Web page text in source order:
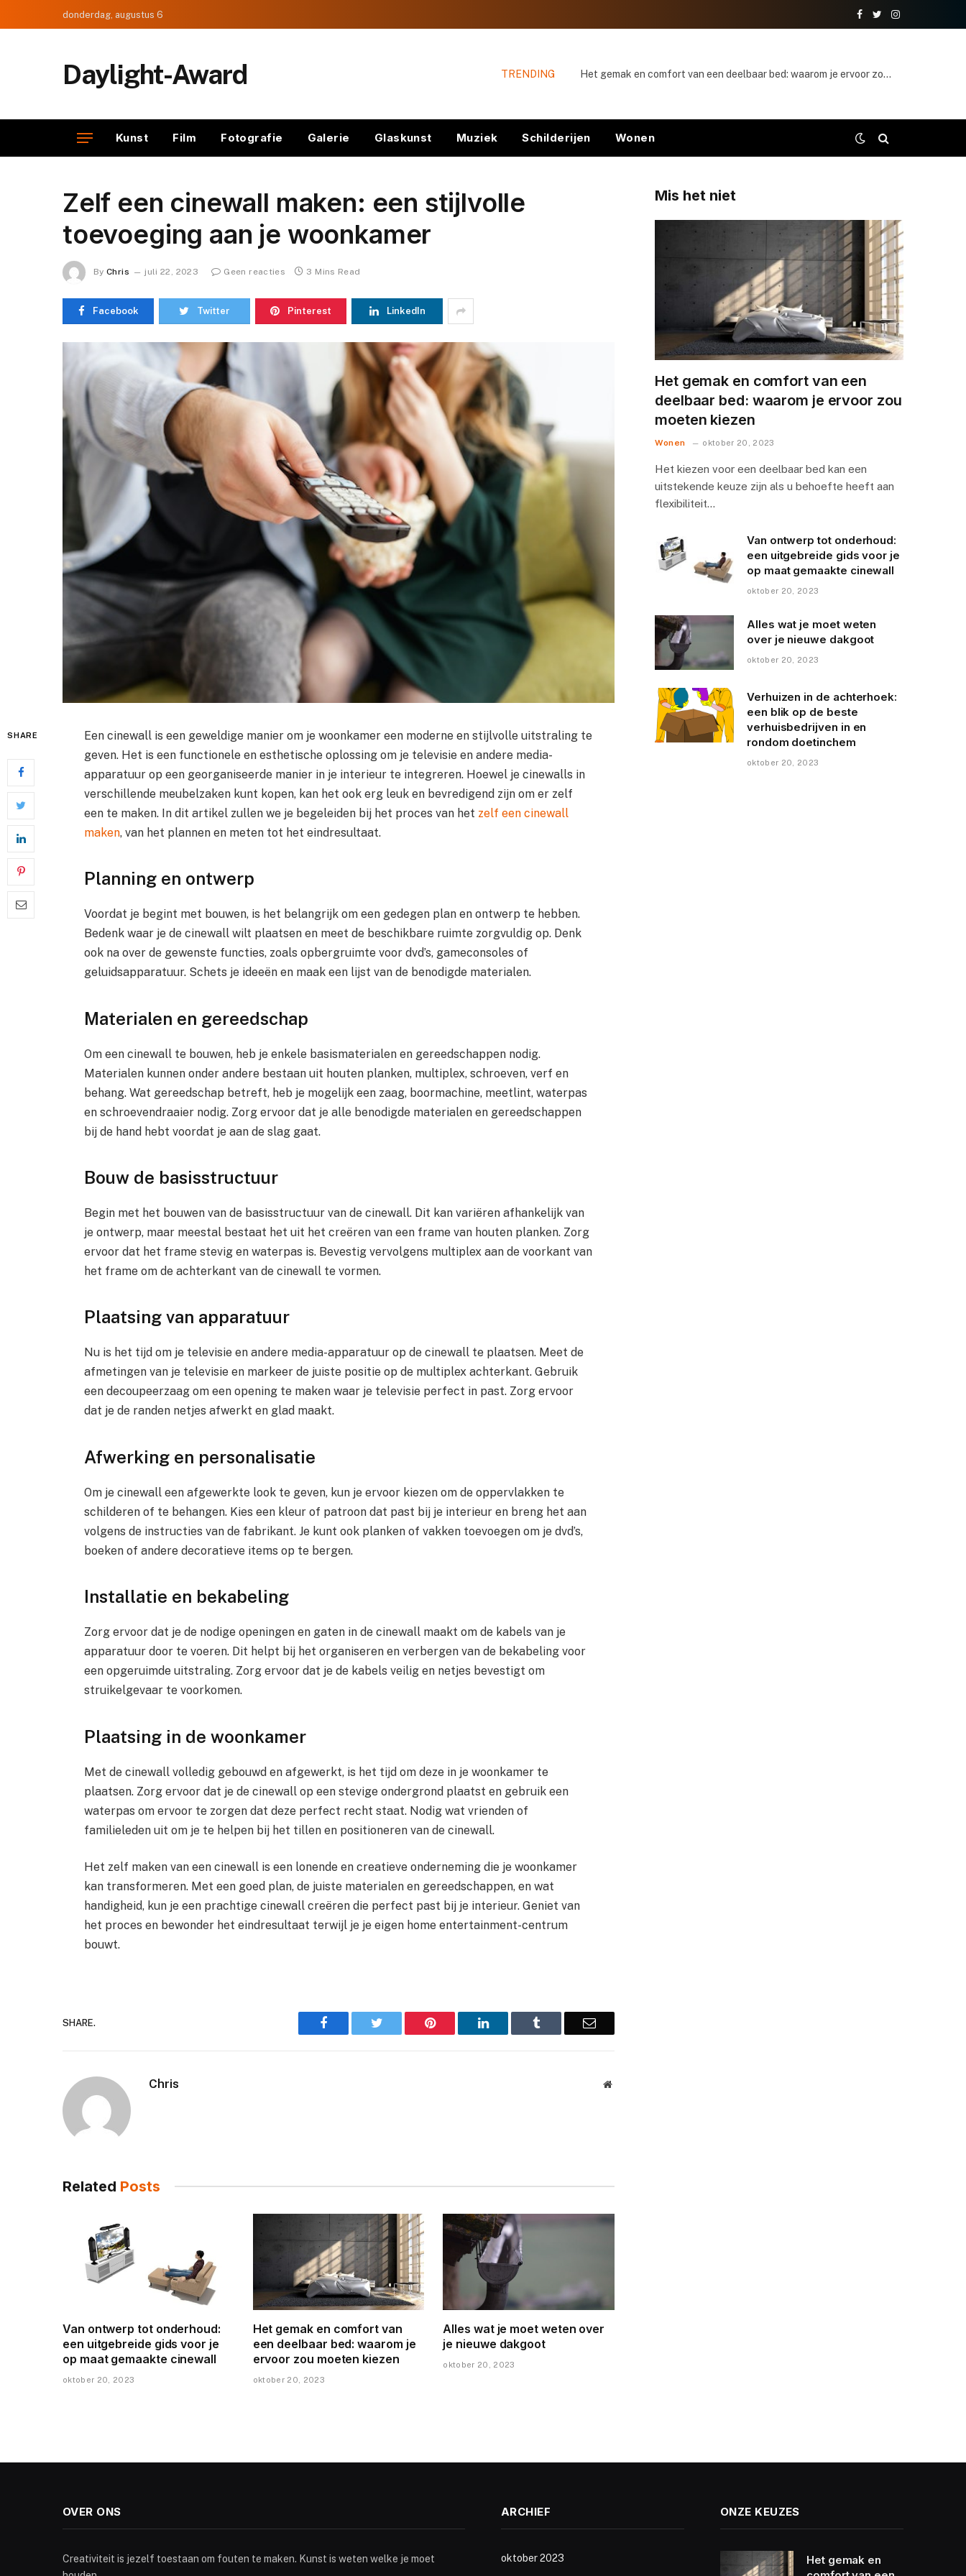
donderdag, augustus 6
Facebook
TwitterInstagram
Daylight-Award TRENDING Het gemak en comfort van een deelbaar bed: waarom je ervoor zou moeten kiezen
Kunst Film Fotografie Galerie Glaskunst Muziek Schilderijen Wonen
Zelf een cinewall maken: een stijlvolle
toevoeging aan je woonkamer
By Chris juli 22, 2023 Geen reacties 3 Mins Read
Facebook Twitter Pinterest LinkedIn
SHARE
Een cinewall is een geweldige manier om je woonkamer een moderne en stijlvolle uitstraling te
geven. Het is een functionele en esthetische oplossing om je televisie en andere media-
apparatuur op een georganiseerde manier in je interieur te integreren. Hoewel je cinewalls in
verschillende meubelzaken kunt kopen, kan het ook erg leuk en bevredigend zijn om er zelf
een te maken. In dit artikel zullen we je begeleiden bij het proces van het zelf een cinewall
maken, van het plannen en meten tot het eindresultaat.
Planning en ontwerp
Voordat je begint met bouwen, is het belangrijk om een gedegen plan en ontwerp te hebben.
Bedenk waar je de cinewall wilt plaatsen en meet de beschikbare ruimte zorgvuldig op. Denk
ook na over de gewenste functies, zoals opbergruimte voor dvd’s, gameconsoles of
geluidsapparatuur. Schets je ideeën en maak een lijst van de benodigde materialen.
Materialen en gereedschap
Om een cinewall te bouwen, heb je enkele basismaterialen en gereedschappen nodig.
Materialen kunnen onder andere bestaan uit houten planken, multiplex, schroeven, verf en
behang. Wat gereedschap betreft, heb je mogelijk een zaag, boormachine, meetlint, waterpas
en schroevendraaier nodig. Zorg ervoor dat je alle benodigde materialen en gereedschappen
bij de hand hebt voordat je aan de slag gaat.
Bouw de basisstructuur
Begin met het bouwen van de basisstructuur van de cinewall. Dit kan variëren afhankelijk van
je ontwerp, maar meestal bestaat het uit het creëren van een frame van houten planken. Zorg
ervoor dat het frame stevig en waterpas is. Bevestig vervolgens multiplex aan de voorkant van
het frame om de achterkant van de cinewall te vormen.
Plaatsing van apparatuur
Nu is het tijd om je televisie en andere media-apparatuur op de cinewall te plaatsen. Meet de
afmetingen van je televisie en markeer de juiste positie op de multiplex achterkant. Gebruik
een decoupeerzaag om een opening te maken waar je televisie perfect in past. Zorg ervoor
dat je de randen netjes afwerkt en glad maakt.
Afwerking en personalisatie
Om je cinewall een afgewerkte look te geven, kun je ervoor kiezen om de oppervlakken te
schilderen of te behangen. Kies een kleur of patroon dat past bij je interieur en breng het aan
volgens de instructies van de fabrikant. Je kunt ook planken of vakken toevoegen om je dvd’s,
boeken of andere decoratieve items op te bergen.
Installatie en bekabeling
Zorg ervoor dat je de nodige openingen en gaten in de cinewall maakt om de kabels van je
apparatuur door te voeren. Dit helpt bij het organiseren en verbergen van de bekabeling voor
een opgeruimde uitstraling. Zorg ervoor dat je de kabels veilig en netjes bevestigt om
struikelgevaar te voorkomen.
Plaatsing in de woonkamer
Met de cinewall volledig gebouwd en afgewerkt, is het tijd om deze in je woonkamer te
plaatsen. Zorg ervoor dat je de cinewall op een stevige ondergrond plaatst en gebruik een
waterpas om ervoor te zorgen dat deze perfect recht staat. Nodig wat vrienden of
familieleden uit om je te helpen bij het tillen en positioneren van de cinewall.
Het zelf maken van een cinewall is een lonende en creatieve onderneming die je woonkamer
kan transformeren. Met een goed plan, de juiste materialen en gereedschappen, en wat
handigheid, kun je een prachtige cinewall creëren die perfect past bij je interieur. Geniet van
het proces en bewonder het eindresultaat terwijl je je eigen home entertainment-centrum
bouwt.
SHARE. Facebook Twitter Pinterest LinkedIn Tumblr Email
Chris Website
Related Posts
Van ontwerp tot onderhoud:
een uitgebreide gids voor je
op maat gemaakte cinewall
oktober 20, 2023
Het gemak en comfort van
een deelbaar bed: waarom je
ervoor zou moeten kiezen
oktober 20, 2023
Alles wat je moet weten over
je nieuwe dakgoot
oktober 20, 2023
Mis het niet
Het gemak en comfort van een
deelbaar bed: waarom je ervoor zou
moeten kiezen
Wonen oktober 20, 2023
Het kiezen voor een deelbaar bed kan een
uitstekende keuze zijn als u behoefte heeft aan
flexibiliteit…
Van ontwerp tot onderhoud:
een uitgebreide gids voor je
op maat gemaakte cinewall
oktober 20, 2023
Alles wat je moet weten
over je nieuwe dakgoot
oktober 20, 2023
Verhuizen in de achterhoek:
een blik op de beste
verhuisbedrijven in en
rondom doetinchem
oktober 20, 2023
OVER ONS
Creativiteit is jezelf toestaan om fouten te maken. Kunst is weten welke je moet
ARCHIEF
oktober 2023
ONZE KEUZES
Het gemak en